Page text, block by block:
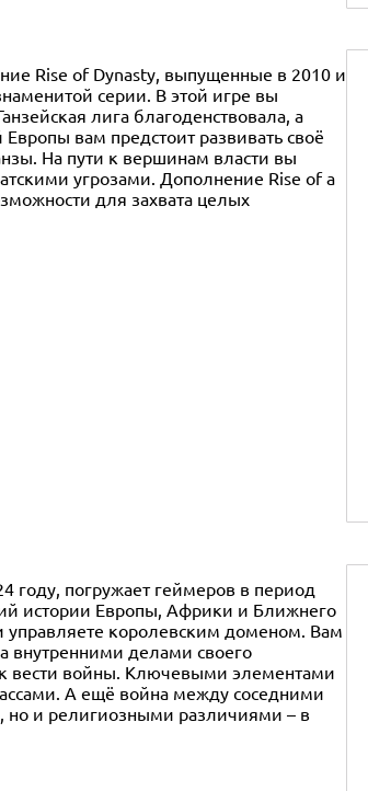
Rise of Dynasty, выпущенные в 2010 и
серии. В этой игре вы
лига благоденствовала, а
вам предстоит развивать своё
На пути к вершинам власти вы
угрозами. Дополнение Rise of a
для захвата целых
году, погружает геймеров в период
истории Европы, Африки и Ближнего
управляете королевским доменом. Вам
внутренними делами своего
вести войны. Ключевыми элементами
А ещё война между соседними
но и религиозными различиями – в